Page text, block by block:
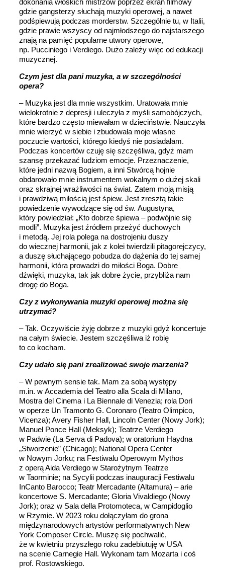
gdzie gangsterzy słuchają muzyki operowej, a nawet
podśpiewują podczas morderstw. Szczególnie tu, w Italii,
gdzie prawie wszyscy od najmłodszego do najstarszego
znają na pamięć popularne utwory operowe,
np. Pucciniego i Verdiego. Dużo zależy więc od edukacji
muzycznej.
Czym jest dla pani muzyka, a w szczególności
opera?
– Muzyka jest dla mnie wszystkim. Uratowała mnie
wielokrotnie z depresji i uleczyła z myśli samobójczych,
które bardzo często miewałam w dzieciństwie. Nauczyła
mnie wierzyć w siebie i zbudowała moje własne
poczucie wartości, którego kiedyś nie posiadałam.
Podczas koncertów czuję się szczęśliwa, gdyż mam
szansę przekazać ludziom emocje. Przeznaczenie,
które jedni nazwą Bogiem, a inni Stwórcą hojnie
obdarowało mnie instrumentem wokalnym o dużej skali
oraz skrajnej wrażliwości na świat. Zatem moją misją
i prawdziwą miłością jest śpiew. Jest zresztą takie
powiedzenie wywodzące się od św. Augustyna,
który powiedział: „Kto dobrze śpiewa – podwójnie się
modli”. Muzyka jest źródłem przeżyć duchowych
i metodą. Jej rola polega na dostrojeniu duszy
do wiecznej harmonii, jak z kolei twierdzili pitagorejczycy,
a duszę słuchającego pobudza do dążenia do tej samej
harmonii, która prowadzi do miłości Boga. Dobre
dźwięki, muzyka, tak jak dobre życie, przybliża nam
drogę do Boga.
Czy z wykonywania muzyki operowej można się
utrzymać?
– Tak. Oczywiście żyję dobrze z muzyki gdyż koncertuje
na całym świecie. Jestem szczęśliwa iż robię
to co kocham.
Czy udało się pani zrealizować swoje marzenia?
– W pewnym sensie tak. Mam za sobą występy
m.in. w Accademia del Teatro alla Scala di Milano,
Mostra del Cinema i La Biennale di Venezia; rola Dori
w operze Un Tramonto G. Coronaro (Teatro Olimpico,
Vicenza); Avery Fisher Hall, Lincoln Center (Nowy Jork);
Manuel Ponce Hall (Meksyk); Teatrze Verdiego
w Padwie (La Serva di Padova); w oratorium Haydna
„Stworzenie” (Chicago); National Opera Center
w Nowym Jorku; na Festiwalu Operowym Mythos
z operą Aida Verdiego w Starożytnym Teatrze
w Taorminie; na Sycylii podczas inauguracji Festiwalu
InCanto Barocco; Teatr Mercadante (Altamura) – arie
koncertowe S. Mercadante; Gloria Vivaldiego (Nowy
Jork); oraz w Sala della Protomoteca, w Campidoglio
w Rzymie. W 2023 roku dołączyłam do grona
międzynarodowych artystów performatywnych New
York Composer Circle. Muszę się pochwalić,
że w kwietniu przyszłego roku zadebiutuję w USA
na scenie Carnegie Hall. Wykonam tam Mozarta i coś
prof. Rostowskiego.